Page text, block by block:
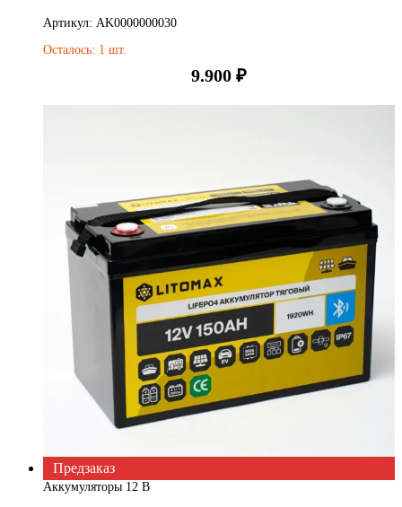
Артикул: AK0000000030
Осталось: 1 шт.
9.900 ₽
Предзаказ
Аккумуляторы 12 В